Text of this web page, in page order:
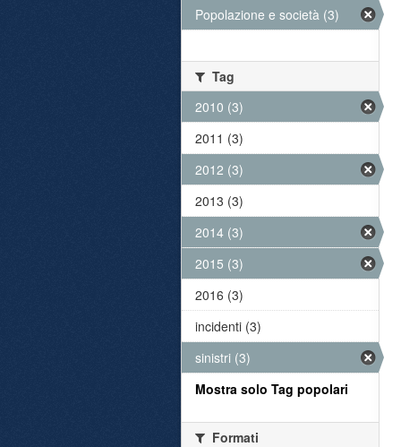
Popolazione e società (3)
Tag
2010 (3)
2011 (3)
2012 (3)
2013 (3)
2014 (3)
2015 (3)
2016 (3)
incidenti (3)
sinistri (3)
Mostra solo Tag popolari
Formati